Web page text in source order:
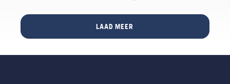
helemaal
uitgedund
nieuwe
seizoenstaken.
the video
voordat
LAAD MEER